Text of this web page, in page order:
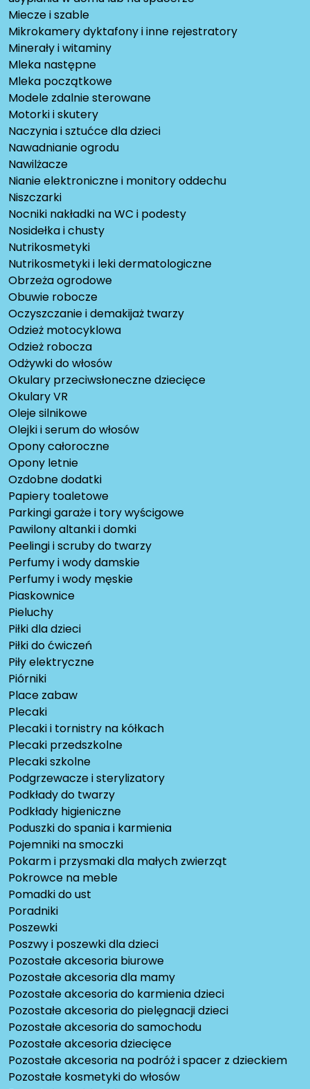
Miecze i szable
Mikrokamery dyktafony i inne rejestratory
Minerały i witaminy
Mleka następne
Mleka początkowe
Modele zdalnie sterowane
Motorki i skutery
Naczynia i sztućce dla dzieci
Nawadnianie ogrodu
Nawilżacze
Nianie elektroniczne i monitory oddechu
Niszczarki
Nocniki nakładki na WC i podesty
Nosidełka i chusty
Nutrikosmetyki
Nutrikosmetyki i leki dermatologiczne
Obrzeża ogrodowe
Obuwie robocze
Oczyszczanie i demakijaż twarzy
Odzież motocyklowa
Odzież robocza
Odżywki do włosów
Okulary przeciwsłoneczne dziecięce
Okulary VR
Oleje silnikowe
Olejki i serum do włosów
Opony całoroczne
Opony letnie
Ozdobne dodatki
Papiery toaletowe
Parkingi garaże i tory wyścigowe
Pawilony altanki i domki
Peelingi i scruby do twarzy
Perfumy i wody damskie
Perfumy i wody męskie
Piaskownice
Pieluchy
Piłki dla dzieci
Piłki do ćwiczeń
Piły elektryczne
Piórniki
Place zabaw
Plecaki
Plecaki i tornistry na kółkach
Plecaki przedszkolne
Plecaki szkolne
Podgrzewacze i sterylizatory
Podkłady do twarzy
Podkłady higieniczne
Poduszki do spania i karmienia
Pojemniki na smoczki
Pokarm i przysmaki dla małych zwierząt
Pokrowce na meble
Pomadki do ust
Poradniki
Poszewki
Poszwy i poszewki dla dzieci
Pozostałe akcesoria biurowe
Pozostałe akcesoria dla mamy
Pozostałe akcesoria do karmienia dzieci
Pozostałe akcesoria do pielęgnacji dzieci
Pozostałe akcesoria do samochodu
Pozostałe akcesoria dziecięce
Pozostałe akcesoria na podróż i spacer z dzieckiem
Pozostałe kosmetyki do włosów